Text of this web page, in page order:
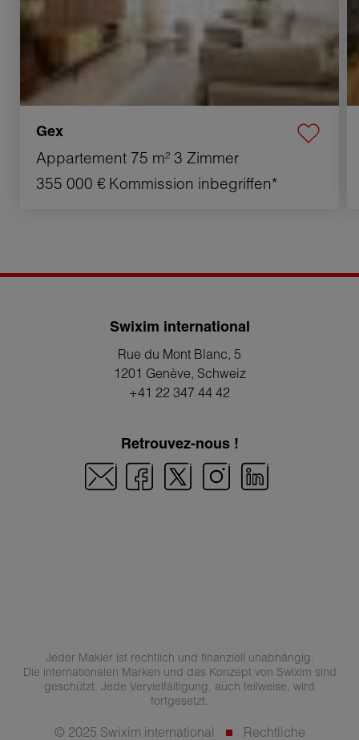
Gex
Appartement 75 m² 3 Zimmer
355 000 € Kommission inbegriffen*
Swixim international
Rue du Mont Blanc, 5
1201 Genève, Schweiz
+41 22 347 44 42
Retrouvez-nous !
Jeder Makler ist rechtlich und finanziell unabhängig.
Die internationalen Marken und das Konzept von Swixim sind
geschützt. Jede Vervielfältigung, auch teilweise, wird
fortgesetzt.
© 2025 Swixim international
Rechtliche